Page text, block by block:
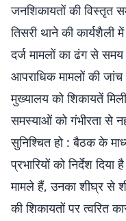
जनशिकायतों की विस्तृत
तिसरी थाने की कार्यशैली
दर्ज मामलों का ढंग से समय
आपराधिक मामलों की
मुख्यालय को शिकायतें
समस्याओं को गंभीरता से
सुनिश्चित हो : बैठक के
प्रभारियों को निर्देश
मामले हैं, उनका शीघ्र से
की शिकायतों पर त्वरित